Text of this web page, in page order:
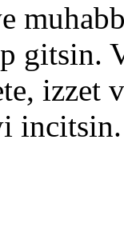
gitsin.
izzet